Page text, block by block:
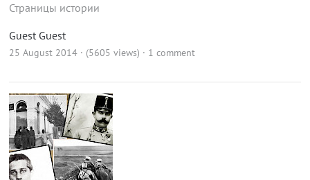
Страницы истории
Guest Guest
25 August 2014 · (5605 views) · 1 comment